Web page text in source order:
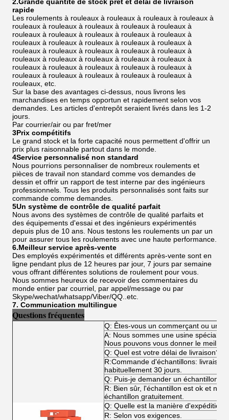
rapide
Les roulements à rouleaux à rouleaux à rouleaux à rouleaux à
rouleaux à rouleaux à rouleaux à rouleaux à rouleaux à
rouleaux à rouleaux à rouleaux à rouleaux à rouleaux à
rouleaux à rouleaux à rouleaux à rouleaux à rouleaux à
rouleaux à rouleaux à rouleaux à rouleaux à rouleaux à
rouleaux à rouleaux à rouleaux à rouleaux à rouleaux à
rouleaux à rouleaux à rouleaux à rouleaux à rouleaux à
rouleaux à rouleaux à rouleaux à rouleaux à rouleaux à
rouleaux, etc.
Sur la base des avantages ci-dessus, nous livrons les
marchandises en temps opportun et rapidement selon vos
demandes. Les articles d'entrepôt seraient livrés dans les 1-2
jours.
Par courrier/air ou par fret/mer
3Prix compétitifs
Le grand stock et la forte capacité nous permettent d'offrir un
prix plus raisonnable partout dans le monde.
4Service personnalisé non standard
Nous pourrions personnaliser de nombreux roulements et
pièces de travail non standard comme vos demandes de
dessin et offrir un rapport de test interne par des ingénieurs
professionnels. Tous les produits personnalisés sont faits sur
commande comme demandes.
5Un système de contrôle de qualité parfait
Nous avons des systèmes de contrôle de qualité parfaits et
des équipements d'essai et des ingénieurs expérimentés
depuis plus de 10 ans. Nous testons les roulements un par un
pour assurer tous les roulements avec une haute performance.
6.Meilleur service après-vente
Des employés expérimentés et différents après-vente sont en
ligne pendant plus de 12 heures par jour, 7 jours par semaine
vous offrant différentes solutions de roulement pour vous.
Nous sommes heureux de recevoir des commentaires du
monde entier par courriel, par appel/message ou par
Skype/wechat/whatsapp/Viber/QQ..etc.
7. Communication multilingue
Questions fréquentes
Q: Êtes-vous un commerçant ou un
A: Nous sommes une usine
Nous pouvons vous donner le
Q: Quel est votre délai de livraison?
R:Commande d'échantillons:
habituellement 30 jours.
Q: Puis-je demander un échantillon?
R: Bien sûr, l'échantillon est ok et
échantillon gratuitement.
Q: Quelle est la manière d'expédition?
R: Selon vos exigences.